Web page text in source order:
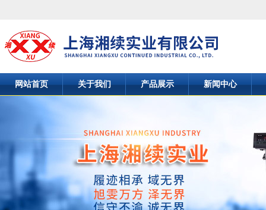
网站首页 关于我们 产品展示 新闻中心